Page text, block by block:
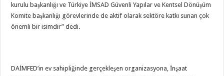
kurulu başkanlığı ve Türkiye İMSAD Güvenli Yapılar ve Kentsel Dönüşüm
Komite başkanlığı görevlerinde de aktif olarak sektöre katkı sunan çok
önemli bir isimdir” dedi.
DAİMFED’in ev sahipliğinde gerçekleşen organizasyona, İnşaat